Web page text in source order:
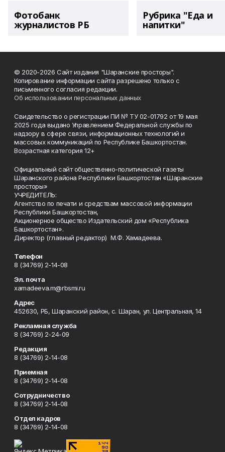
Фотобанк
журналистов РБ
Рубрика "Еда и
напитки"
© 2020-2026 Сайт издания "Шаранские просторы".
Копирование информации сайта разрешено только с
письменного согласия редакции.
Об использовании персональных данных
Свидетельство о регистрации ПИ № ТУ 02-01792 от 19 мая
2025 года выдано Управлением Федеральной службы по
надзору в сфере связи, информационных технологий и
массовых коммуникаций по Республике Башкортостан.
Возрастная категория 12+
Официальный сайт общественно-политической газеты
Шаранского района Республики Башкортостан «Шаранские
просторы»
УЧРЕДИТЕЛЬ:
Агентство по печати и средствам массовой информации
Республики Башкортостан,
Акционерное общество Издательский дом «Республика
Башкортостан».
Директор (главный редактор) М.Ф. Хамадеева.
Телефон
8 (34769) 2-14-08
Эл. почта
xamadeeva.m@rbsmi.ru
Адрес
452630, РБ, Шаранский район, с. Шаран, ул. Центральная, 14
Рекламная служба
8 (34769) 2-24-09
Редакция
8 (34769) 2-14-08
Приемная
8 (34769) 2-14-08
Сотрудничество
8 (34769) 2-14-08
Отдел кадров
8 (34769) 2-14-08